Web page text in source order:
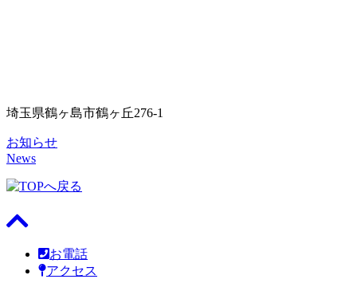
埼玉県鶴ヶ島市鶴ヶ丘276-1
お知らせ
News
お電話
アクセス